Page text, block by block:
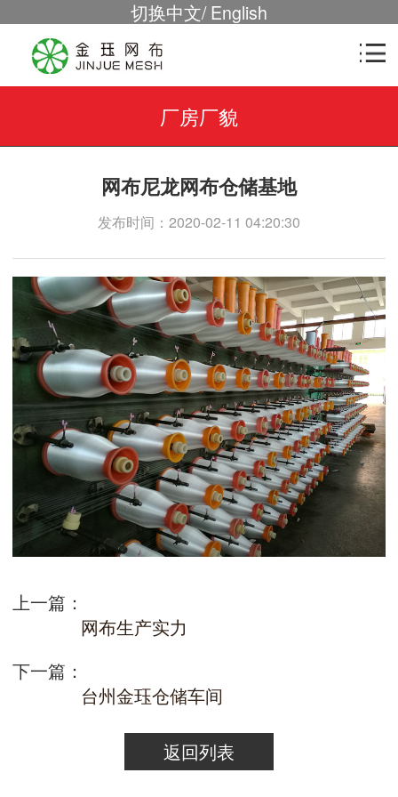
切换中文/English
厂房厂貌
网布尼龙网布仓储基地
发布时间：2020-02-11 04:20:30
上一篇：
网布生产实力
下一篇：
台州金珏仓储车间
返回列表